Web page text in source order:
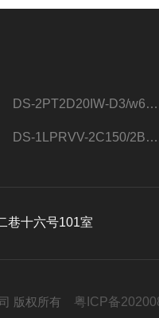
DS-2PT2D20IW-D3/w64路高清硬盘录像机
DS-1LPRVV-2C150/2B监控室外夜视高清电源线护套线200米/卷
巷十六号101室
版权所有 粤ICP备